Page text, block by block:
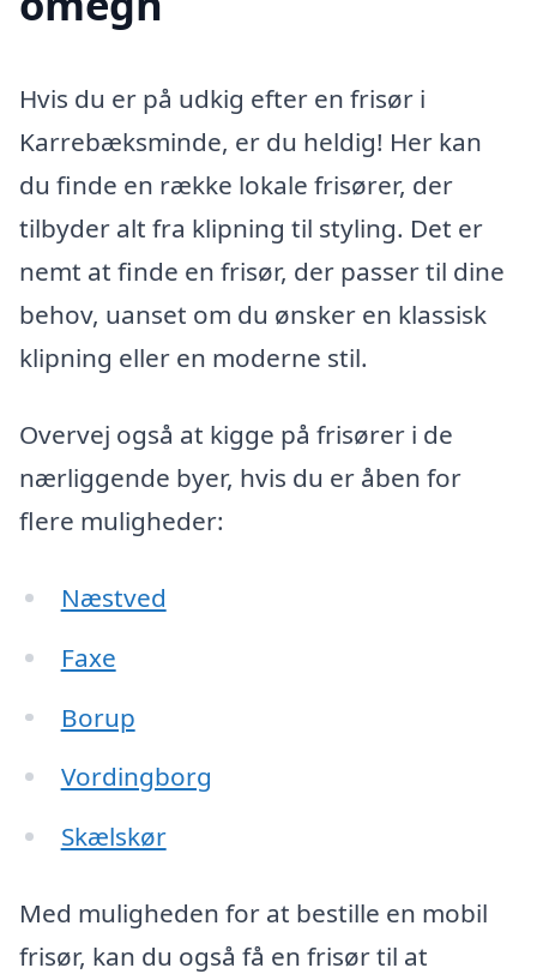
Hvis du er på udkig efter en frisør i
Karrebæksminde, er du heldig! Her kan
du finde en række lokale frisører, der
tilbyder alt fra klipning til styling. Det er
nemt at finde en frisør, der passer til dine
behov, uanset om du ønsker en klassisk
klipning eller en moderne stil.
Overvej også at kigge på frisører i de
nærliggende byer, hvis du er åben for
flere muligheder:
Næstved
Faxe
Borup
Vordingborg
Skælskør
Med muligheden for at bestille en mobil
frisør, kan du også få en frisør til at